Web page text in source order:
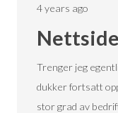
4 years ago
Trenger jeg
dukker fortsatt
stor grad av